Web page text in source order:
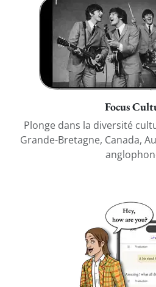
Focus
Plonge dans la diversité
Grande-Bretagne, Canada,